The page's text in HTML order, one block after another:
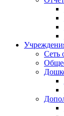
Сеть